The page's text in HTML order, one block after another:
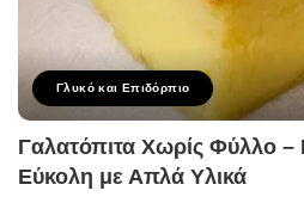
Γλυκό και Επιδόρπιο
Γαλατόπιτα Χωρίς Φύλλο –
Εύκολη με Απλά Υλικά